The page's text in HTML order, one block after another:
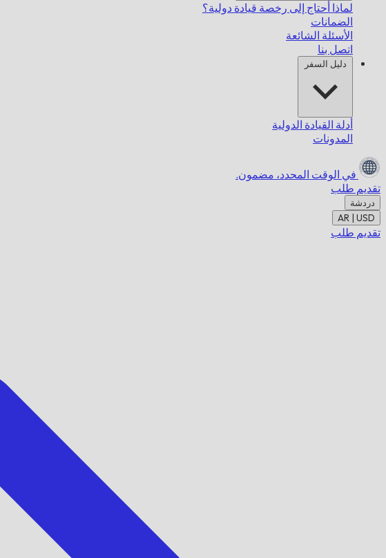
لماذا أحتاج إلى رخصة قيادة دولية؟
الضمانات
الأسئلة الشائعة
اتصل بنا
دليل السفر
أدلة القيادة الدولية
المدونات
في الوقت المحدد، مضمون.
تقديم طلب
دردشة
AR | USD
تقديم طلب